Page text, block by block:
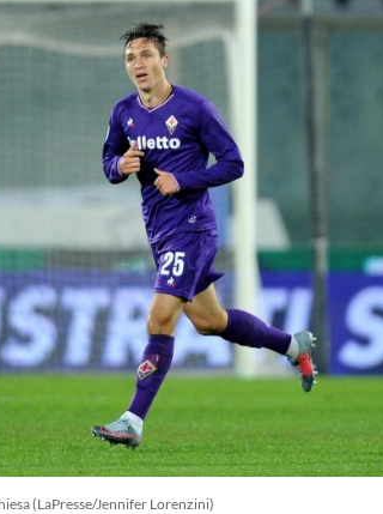
(LaPresse/Jennifer Lorenzini)